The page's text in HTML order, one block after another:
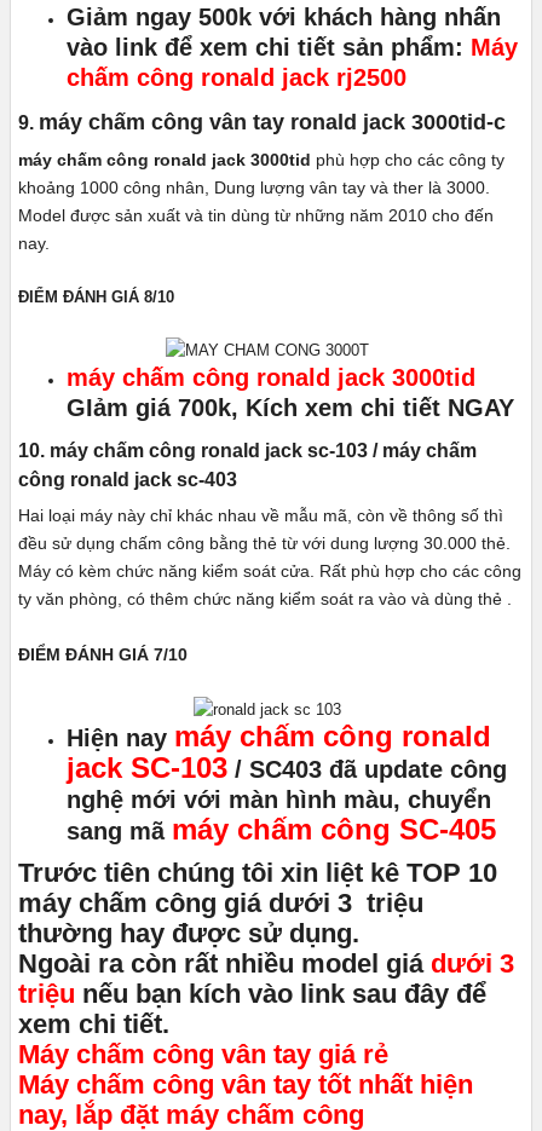
Giảm ngay 500k với khách hàng nhấn
vào link để xem chi tiết sản phẩm: Máy
chấm công ronald jack rj2500
9. máy chấm công vân tay ronald jack 3000tid-c
máy chấm công ronald jack 3000tid phù hợp cho các công ty
khoảng 1000 công nhân, Dung lượng vân tay và ther là 3000.
Model được sản xuất và tin dùng từ những năm 2010 cho đến
nay.
ĐIỂM ĐÁNH GIÁ 8/10
máy chấm công ronald jack 3000tid
GIảm giá 700k, Kích xem chi tiết NGAY
10. máy chấm công ronald jack sc-103 / máy chấm
công ronald jack sc-403
Hai loại máy này chỉ khác nhau về mẫu mã, còn về thông số thì
đều sử dụng chấm công bằng thẻ từ với dung lượng 30.000 thẻ.
Máy có kèm chức năng kiểm soát cửa. Rất phù hợp cho các công
ty văn phòng, có thêm chức năng kiểm soát ra vào và dùng thẻ .
ĐIỂM ĐÁNH GIÁ 7/10
Hiện nay máy chấm công ronald
jack SC-103 / SC403 đã update công
nghệ mới với màn hình màu, chuyển
sang mã máy chấm công SC-405
Trước tiên chúng tôi xin liệt kê TOP 10
máy chấm công giá dưới 3 triệu
thường hay được sử dụng.
Ngoài ra còn rất nhiều model giá dưới 3
triệu nếu bạn kích vào link sau đây để
xem chi tiết.
Máy chấm công vân tay giá rẻ
Máy chấm công vân tay tốt nhất hiện
nay, lắp đặt máy chấm công